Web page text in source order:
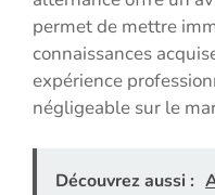
permet de mettre
connaissances
expérience
négligeable sur le
Découvrez aussi :